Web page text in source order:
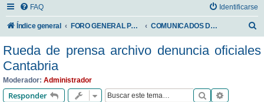
FAQ Identificarse
Índice general FORO GENERAL PARA TODOS LOS USUARIOS COMUNICADOS DE LA UNIÓN DE OFICIALES
s
Rueda de prensa archivo denuncia oficiales
Cantabria
Moderador: Administrador
Responder Buscar